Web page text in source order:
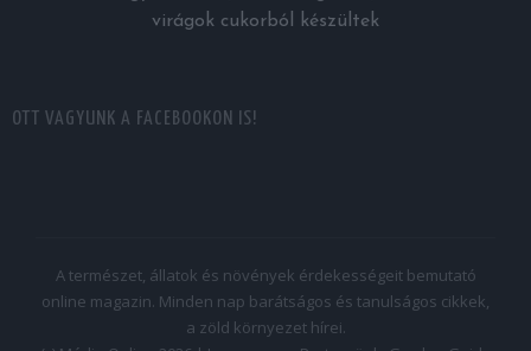
virágok cukorból készültek
OTT VAGYUNK A FACEBOOKON IS!
A természet, állatok és növények érdekességeit bemutató
online magazin. Minden nap barátságos és tanulságos cikkek,
a zöld környezet hírei.